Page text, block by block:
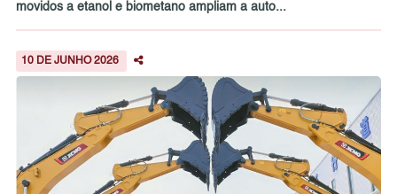
movidos a etanol e biometano ampliam a auto...
10 DE JUNHO 2026